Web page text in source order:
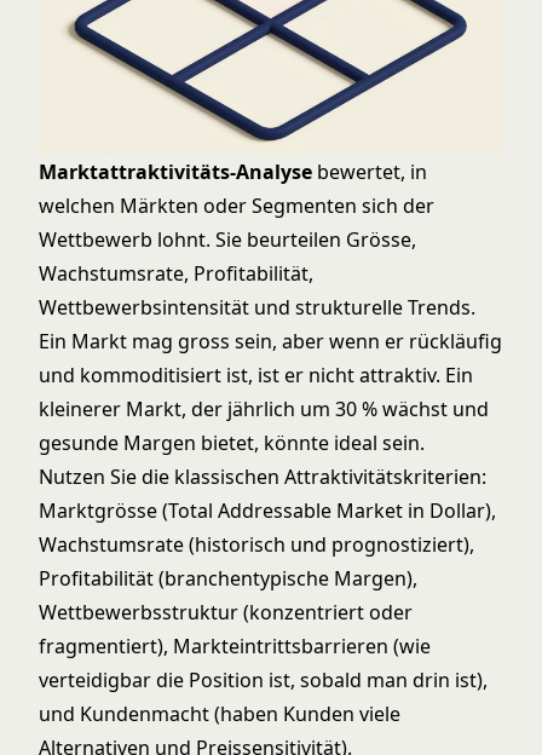
Marktattraktivitäts-Analyse bewertet, in
welchen Märkten oder Segmenten sich der
Wettbewerb lohnt. Sie beurteilen Grösse,
Wachstumsrate, Profitabilität,
Wettbewerbsintensität und strukturelle Trends.
Ein Markt mag gross sein, aber wenn er rückläufig
und kommoditisiert ist, ist er nicht attraktiv. Ein
kleinerer Markt, der jährlich um 30 % wächst und
gesunde Margen bietet, könnte ideal sein.
Nutzen Sie die klassischen Attraktivitätskriterien:
Marktgrösse (Total Addressable Market in Dollar),
Wachstumsrate (historisch und prognostiziert),
Profitabilität (branchentypische Margen),
Wettbewerbsstruktur (konzentriert oder
fragmentiert), Markteintrittsbarrieren (wie
verteidigbar die Position ist, sobald man drin ist),
und Kundenmacht (haben Kunden viele
Alternativen und Preissensitivität).